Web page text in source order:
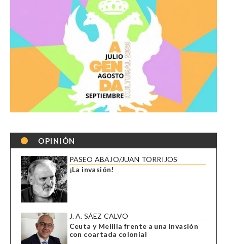
OPINIÓN
PASEO ABAJO/JUAN TORRIJOS
¡La invasión!
J. A. SÁEZ CALVO
Ceuta y Melilla frente a una invasión
con coartada colonial